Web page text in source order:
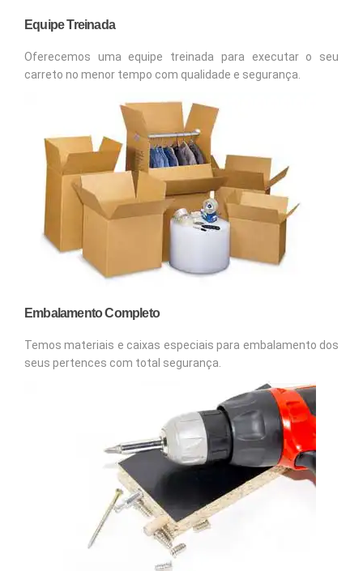
Equipe Treinada
Oferecemos uma equipe treinada para executar o seu
carreto no menor tempo com qualidade e segurança.
Embalamento Completo
Temos materiais e caixas especiais para embalamento dos
seus pertences com total segurança.